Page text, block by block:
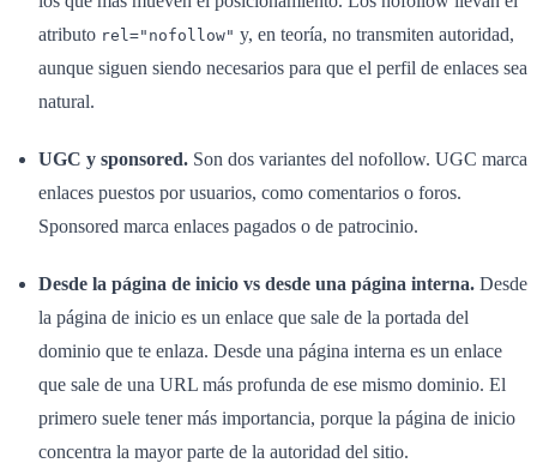
atributo rel="nofollow" y, en teoría, no transmiten autoridad,
aunque siguen siendo necesarios para que el perfil de enlaces sea
natural.
UGC y sponsored. Son dos variantes del nofollow. UGC marca
enlaces puestos por usuarios, como comentarios o foros.
Sponsored marca enlaces pagados o de patrocinio.
Desde la página de inicio vs desde una página interna. Desde
la página de inicio es un enlace que sale de la portada del
dominio que te enlaza. Desde una página interna es un enlace
que sale de una URL más profunda de ese mismo dominio. El
primero suele tener más importancia, porque la página de inicio
concentra la mayor parte de la autoridad del sitio.